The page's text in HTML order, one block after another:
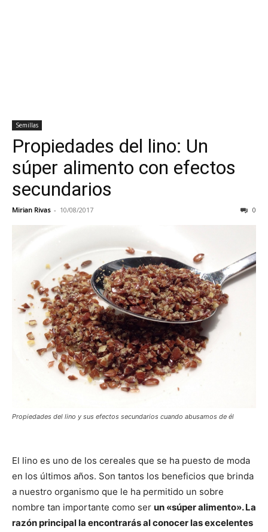
Semillas
Propiedades del lino: Un
súper alimento con efectos
secundarios
Mirian Rivas - 10/08/2017 0
Propiedades del lino y sus efectos secundarios cuando abusamos de él
El lino es uno de los cereales que se ha puesto de moda
en los últimos años. Son tantos los beneficios que brinda
a nuestro organismo que le ha permitido un sobre
nombre tan importante como ser un «súper alimento». La
razón principal la encontrarás al conocer las excelentes